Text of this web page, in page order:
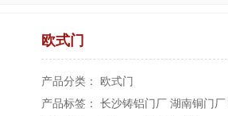
欧式门
产品分类： 欧式门
产品标签： 长沙铸铝门厂 湖南铜门厂